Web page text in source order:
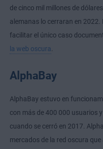
de cinco mil millones de
alemanas lo cerraran en
facilitar el único caso
la web oscura
AlphaBay
AlphaBay estuvo en
con más de 400 000 usuarios
cuando se cerró en 2017.
mercados de la red oscura